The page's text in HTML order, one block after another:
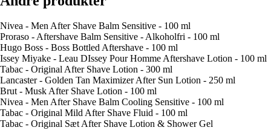
Nivea - Men After Shave Balm Sensitive - 100 ml
Proraso - Aftershave Balm Sensitive - Alkoholfri - 100 ml
Hugo Boss - Boss Bottled Aftershave - 100 ml
Issey Miyake - Leau DIssey Pour Homme Aftershave Lotion - 100 ml
Tabac - Original After Shave Lotion - 300 ml
Lancaster - Golden Tan Maximizer After Sun Lotion - 250 ml
Brut - Musk After Shave Lotion - 100 ml
Nivea - Men After Shave Balm Cooling Sensitive - 100 ml
Tabac - Original Mild After Shave Fluid - 100 ml
Tabac - Original Sæt After Shave Lotion & Shower Gel